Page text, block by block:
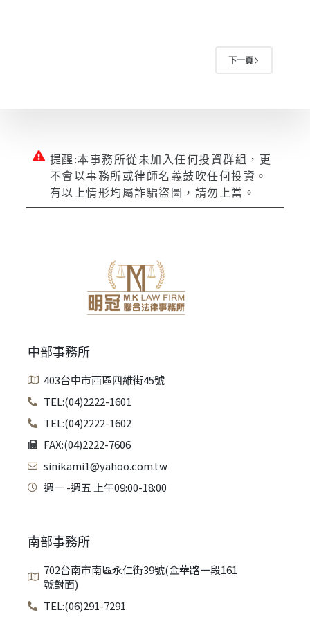
下一頁
提醒:本事務所從未加入任何投資群組，更
不會以事務所或律師名義鼓吹任何投資。
有以上情形均屬詐騙盜圖，請勿上當。
中部事務所
403台中市西區四維街45號
TEL:(04)2222-1601
TEL:(04)2222-1602
FAX:(04)2222-7606
sinikami1@yahoo.com.tw
週一 -週五 上午09:00-18:00
南部事務所
702台南市南區永仁街39號(金華路一段161
號對面)
TEL:(06)291-7291